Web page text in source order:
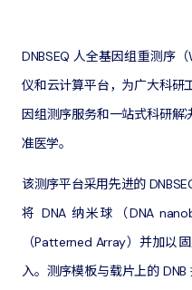
DNBSEQ 人全基因组重测序
仪和云计算平台，为广大科研
因组测序服务和一站式科研解
准医学。
该测序平台采用先进的
将 DNA 纳米球（DNA
（Patterned Array）并加以
入。测序模板与载片上的